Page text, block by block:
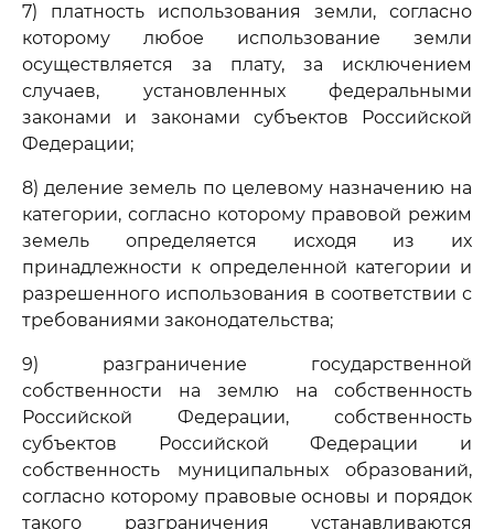
7) платность использования земли, согласно
которому любое использование земли
осуществляется за плату, за исключением
случаев, установленных федеральными
законами и законами субъектов Российской
Федерации;
8) деление земель по целевому назначению на
категории, согласно которому правовой режим
земель определяется исходя из их
принадлежности к определенной категории и
разрешенного использования в соответствии с
требованиями законодательства;
9) разграничение государственной
собственности на землю на собственность
Российской Федерации, собственность
субъектов Российской Федерации и
собственность муниципальных образований,
согласно которому правовые основы и порядок
такого разграничения устанавливаются